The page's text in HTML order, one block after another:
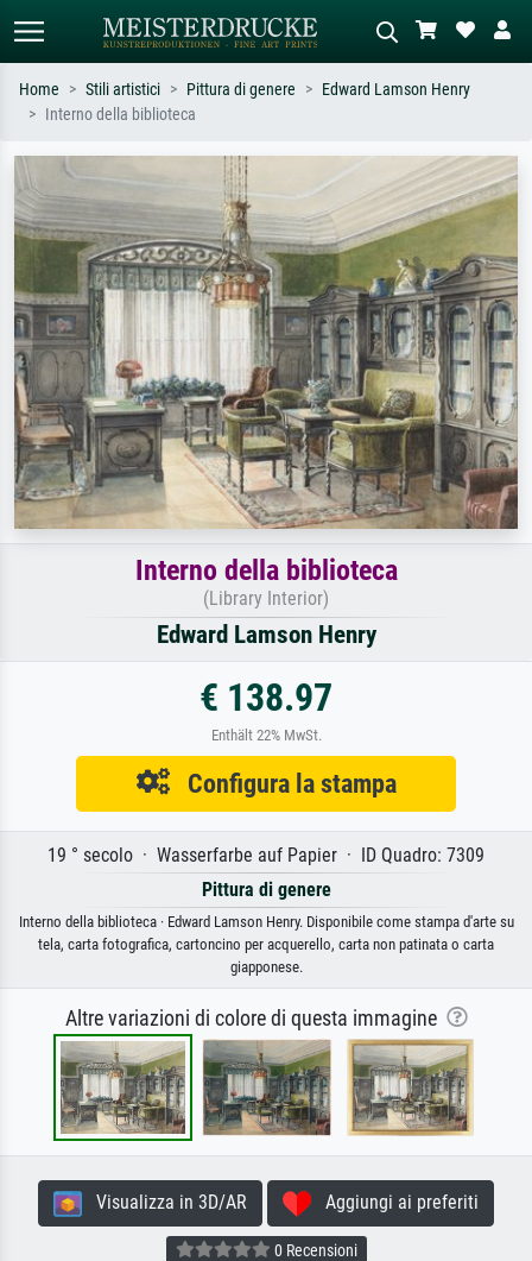
Cerca per artista, titolo o stile – es.
Monet, Notte stellata,
Impressionismo, onda di Hokusai,
nudo.
Descrivi la scena – es. prato verde,
astratto con molto rosso, dipinto a
olio scuro, nudo in piedi vicino a un
albero.
Home Stili artistici Pittura di genere
Edward Lamson Henry
Interno della biblioteca
Interno della biblioteca
(Library Interior)
Edward Lamson Henry
€ 138.97
Enthält 22% MwSt.
Configura la stampa
19 ° secolo · Wasserfarbe auf Papier · ID Quadro: 7309
Pittura di genere
Interno della biblioteca · Edward Lamson Henry. Disponibile come stampa d'arte su
tela, carta fotografica, cartoncino per acquerello, carta non patinata o carta
giapponese.
Altre variazioni di colore di questa immagine
Visualizza in 3D/AR Aggiungi ai preferiti
0 Recensioni